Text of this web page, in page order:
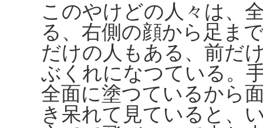
このやけどの人々は、
る、右側の顔から足ま
だけの人もある、前だ
ぶくれになつている。
全面に塗つているから
き呆れて見ていると、